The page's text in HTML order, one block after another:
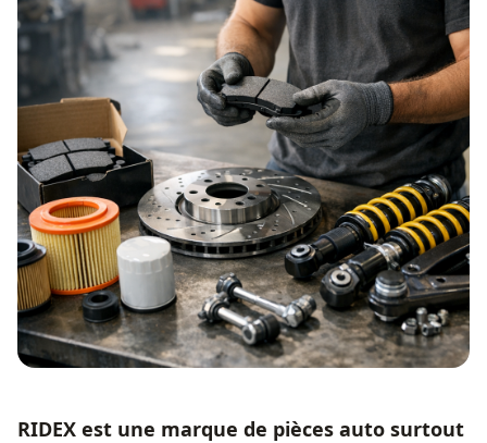
RIDEX est une marque de pièces auto surtout